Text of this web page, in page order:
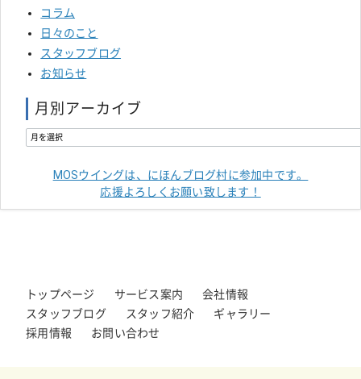
コラム
日々のこと
スタッフブログ
お知らせ
月別アーカイブ
MOSウイングは、にほんブログ村に参加中です。
応援よろしくお願い致します！
トップページ サービス案内
会社情報
スタッフブログ
スタッフ紹介
ギャラリー
採用情報
お問い合わせ